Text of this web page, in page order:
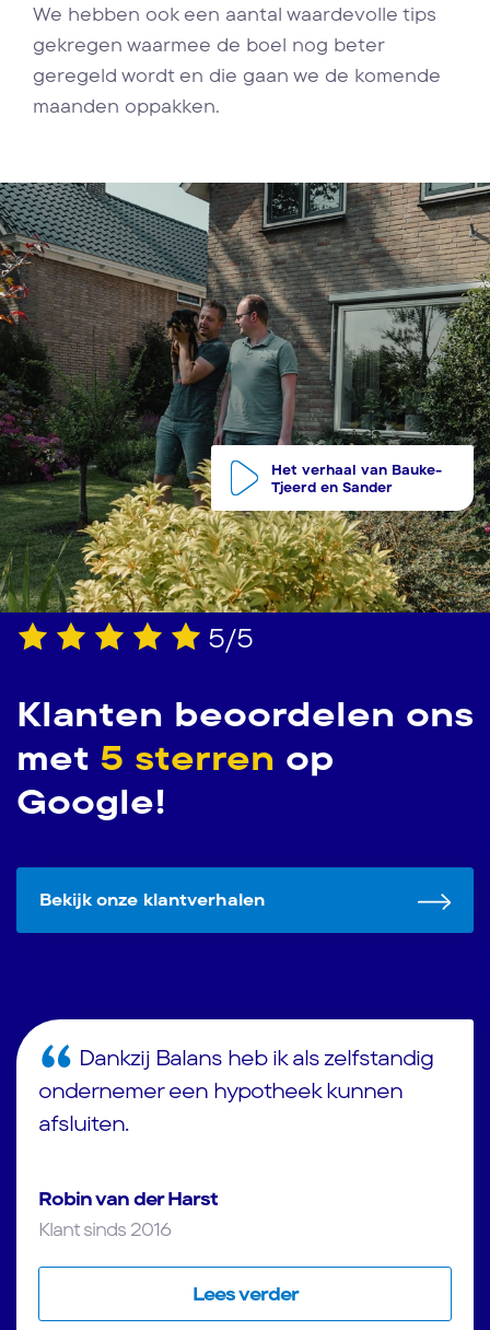
We hebben ook een aantal waardevolle tips
gekregen waarmee de boel nog beter
geregeld wordt en die gaan we de komende
maanden oppakken.
5/5
Klanten beoordelen ons
met 5 sterren op
Google!
Bekijk onze klantverhalen
Het verhaal van Bauke-
Tjeerd en Sander
Dankzij Balans heb ik als zelfstandig
ondernemer een hypotheek kunnen
afsluiten.
Robin van der Harst
Klant sinds 2016
Lees verder